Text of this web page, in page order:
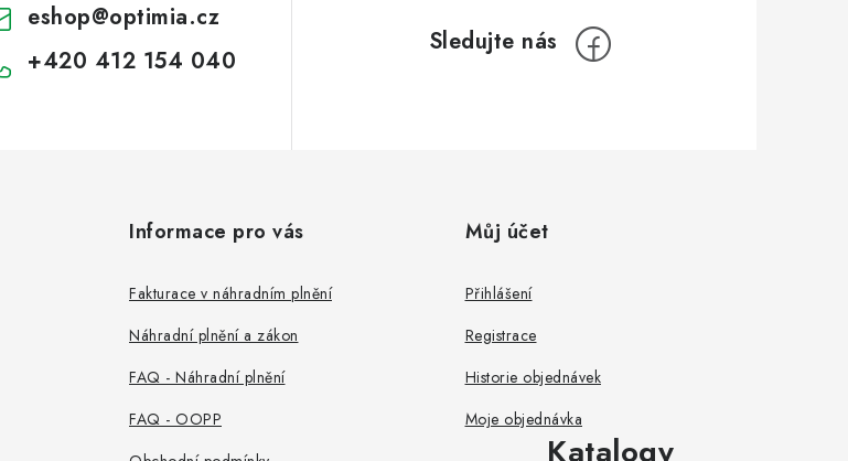
eshop@optimia.cz
+420 412 154 040
Informace pro vás
Fakturace v náhradním plnění
Náhradní plnění a zákon
FAQ - Náhradní plnění
FAQ - OOPP
Můj účet
Přihlášení
Registrace
Historie objednávek
Moje objednávka